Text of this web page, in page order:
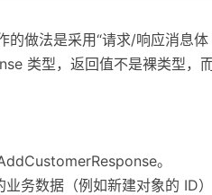
的做法是采用“请求/响应消息
类型，返回值不是裸类型，
。
务数据（例如新建对象的 ID